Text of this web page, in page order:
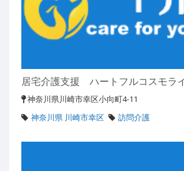
居宅介護支援 ハートフルコスモラ
神奈川県川崎市幸区小向町4-11
神奈川県 川崎市幸区
訪問介護